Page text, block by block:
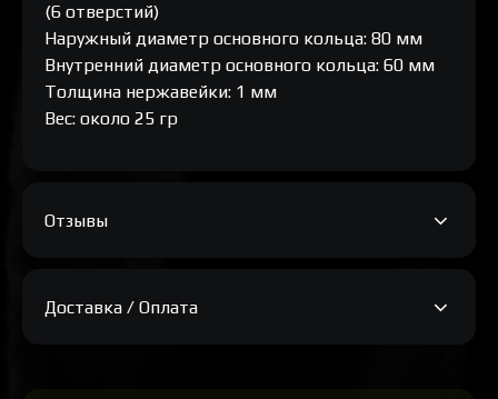
(6 отверстий)
Наружный диаметр основного кольца: 80 мм
Внутренний диаметр основного кольца: 60 мм
Толщина нержавейки: 1 мм
Вес: около 25 гр
Отзывы
Доставка / Оплата